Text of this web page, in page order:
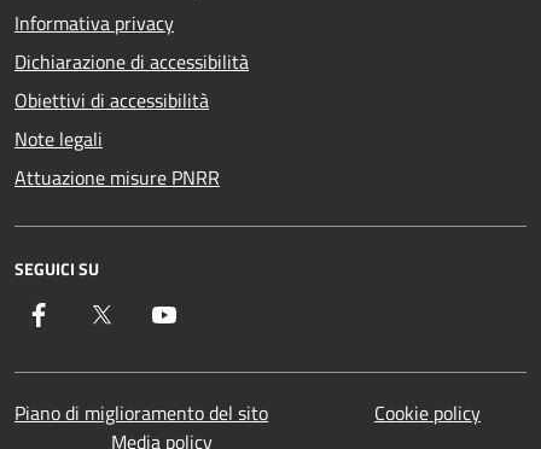
Informativa privacy
Dichiarazione di accessibilità
Obiettivi di accessibilità
Note legali
Attuazione misure PNRR
SEGUICI SU
Facebook Twitter
Piano di miglioramento del sito
Cookie policy
Media policy